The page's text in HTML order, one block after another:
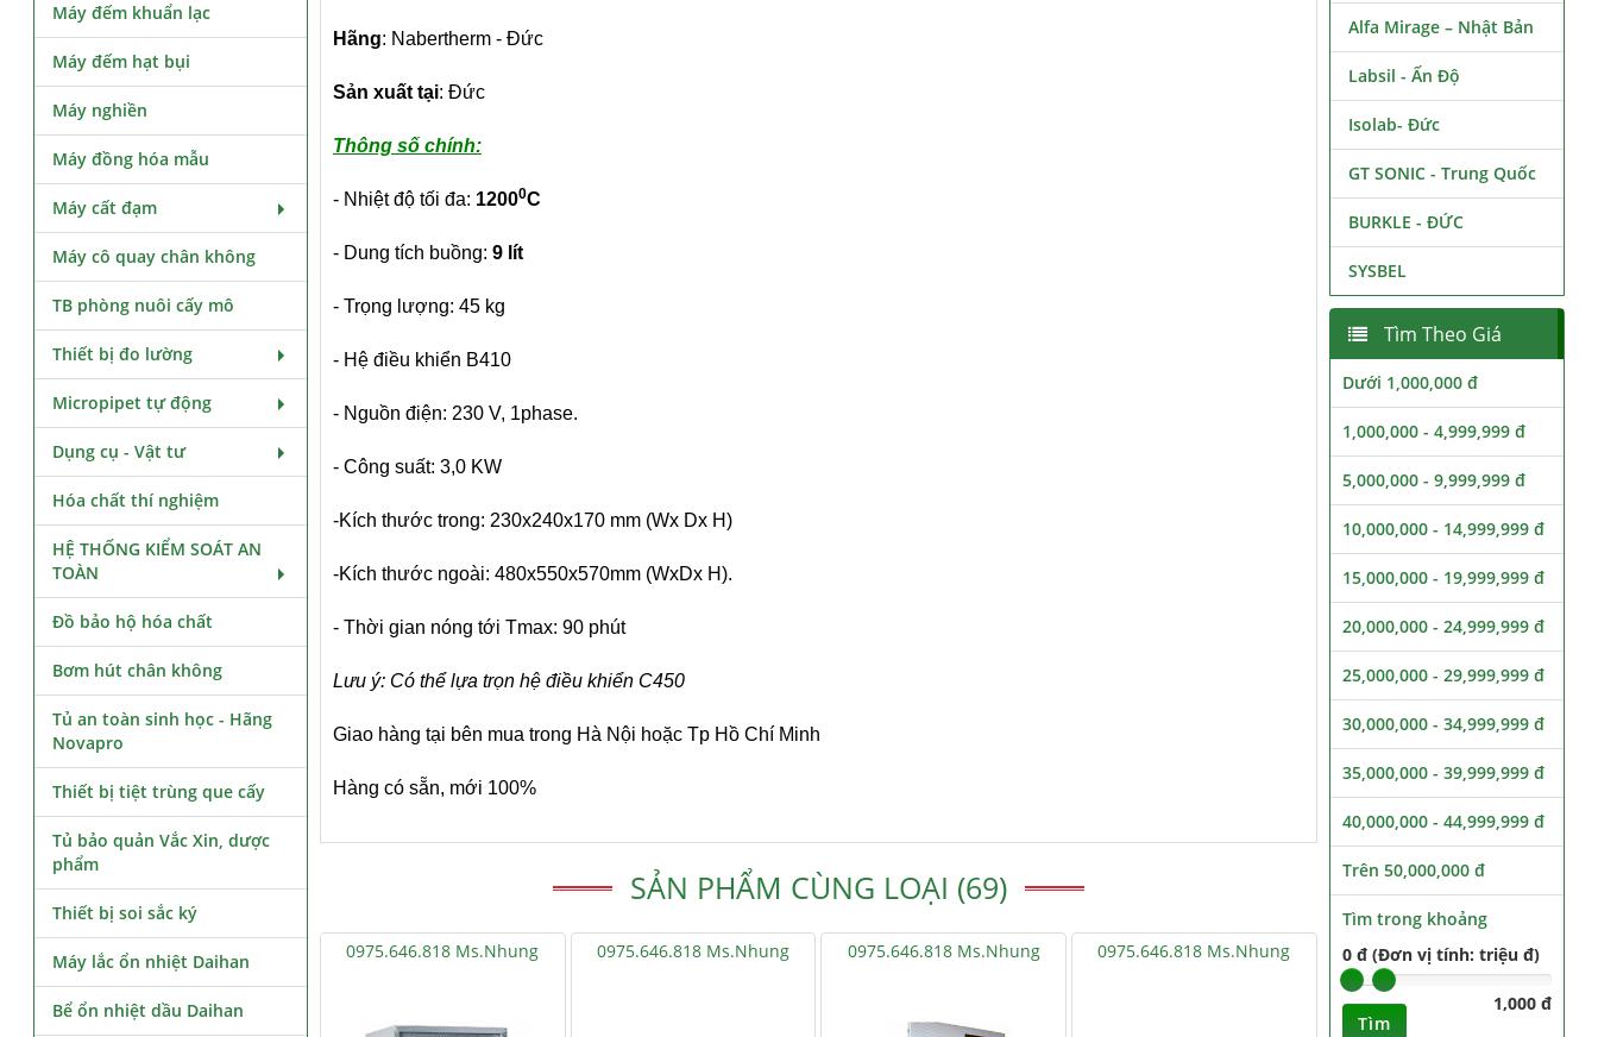
Hãng: Nabertherm - Đức
Sản xuất tại: Đức
Thông số chính:
- Nhiệt độ tối đa: 12000C
- Dung tích buồng: 9 lít
- Trọng lượng: 45 kg
- Hệ điều khiển B410
- Nguồn điện: 230 V, 1phase.
- Công suất: 3,0 KW
-Kích thước trong: 230x240x170 mm (Wx Dx H)
-Kích thước ngoài: 480x550x570mm (WxDx H).
- Thời gian nóng tới Tmax: 90 phút
Lưu ý: Có thể lựa trọn hệ điều khiển C450
Giao hàng tại bên mua trong Hà Nội hoặc Tp Hồ Chí Minh
Hàng có sẵn, mới 100%
SẢN PHẨM CÙNG LOẠI (69)
0975.646.818 Ms.Nhung 0975.646.818 Ms.Nhung 0975.646.818 Ms.Nhung 0975.646.818 Ms.Nhung
Máy đếm khuẩn lạc
Máy đếm hạt bụi
Máy nghiền
Máy đồng hóa mẫu
Máy cất đạm
Máy cô quay chân không
TB phòng nuôi cấy mô
Thiết bị đo lường
Micropipet tự động
Dụng cụ - Vật tư
Hóa chất thí nghiệm
HỆ THỐNG KIỂM SOÁT AN
TOÀN
Đồ bảo hộ hóa chất
Bơm hút chân không
Tủ an toàn sinh học - Hãng
Novapro
Thiết bị tiệt trùng que cấy
Tủ bảo quản Vắc Xin, dược
phẩm
Thiết bị soi sắc ký
Máy lắc ổn nhiệt Daihan
Bể ổn nhiệt dầu Daihan
Alfa Mirage – Nhật Bản
Labsil - Ấn Độ
Isolab- Đức
GT SONIC - Trung Quốc
BURKLE - ĐỨC
SYSBEL
Tìm Theo Giá
Dưới 1,000,000 đ
1,000,000 - 4,999,999 đ
5,000,000 - 9,999,999 đ
10,000,000 - 14,999,999 đ
15,000,000 - 19,999,999 đ
20,000,000 - 24,999,999 đ
25,000,000 - 29,999,999 đ
30,000,000 - 34,999,999 đ
35,000,000 - 39,999,999 đ
40,000,000 - 44,999,999 đ
Trên 50,000,000 đ
Tìm trong khoảng
0 đ (Đơn vị tính: triệu đ)
1,000 đ
Tìm